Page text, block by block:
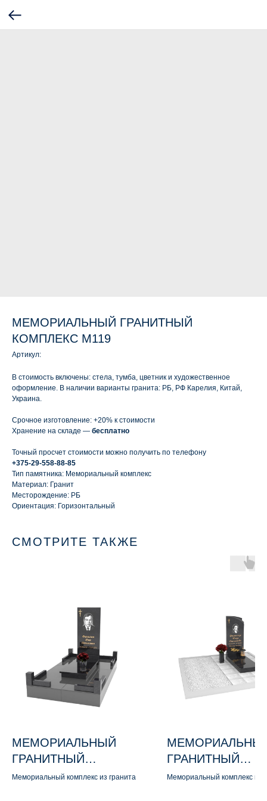
МЕМОРИАЛЬНЫЙ ГРАНИТНЫЙ
КОМПЛЕКС М119
Артикул:
В стоимость включены: стела, тумба, цветник и художественное
оформление. В наличии варианты гранита: РБ, РФ Карелия, Китай,
Украина.
Срочное изготовление: +20% к стоимости
Хранение на складе — бесплатно
Точный просчет стоимости можно получить по телефону
+375-29-558-88-85
Тип памятника: Мемориальный комплекс
Материал: Гранит
Месторождение: РБ
Ориентация: Горизонтальный
СМОТРИТЕ ТАКЖЕ
МЕМОРИАЛЬНЫЙ
ГРАНИТНЫЙ
КОМПЛЕКС М136
Мемориальный комплекс из гранита
ГРАНИТНЫЙ
КОМПЛЕКС М140
Мемориальный комплекс из